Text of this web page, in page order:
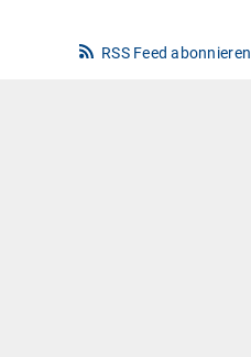
RSS Feed abonnieren